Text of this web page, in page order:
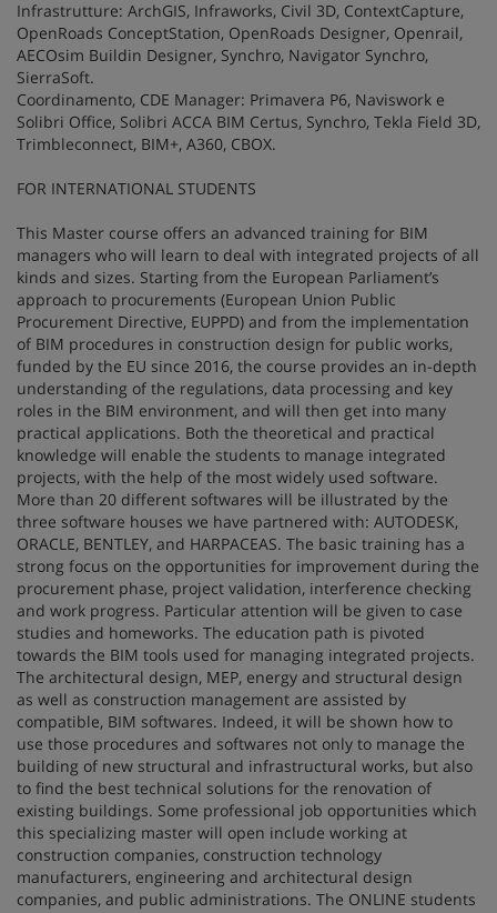
Infrastrutture: ArchGIS, Infraworks, Civil 3D, ContextCapture,
OpenRoads ConceptStation, OpenRoads Designer, Openrail,
AECOsim Buildin Designer, Synchro, Navigator Synchro,
SierraSoft.
Coordinamento, CDE Manager: Primavera P6, Naviswork e
Solibri Office, Solibri ACCA BIM Certus, Synchro, Tekla Field 3D,
Trimbleconnect, BIM+, A360, CBOX.
FOR INTERNATIONAL STUDENTS
This Master course offers an advanced training for BIM
managers who will learn to deal with integrated projects of all
kinds and sizes. Starting from the European Parliament’s
approach to procurements (European Union Public
Procurement Directive, EUPPD) and from the implementation
of BIM procedures in construction design for public works,
funded by the EU since 2016, the course provides an in-depth
understanding of the regulations, data processing and key
roles in the BIM environment, and will then get into many
practical applications. Both the theoretical and practical
knowledge will enable the students to manage integrated
projects, with the help of the most widely used software.
More than 20 different softwares will be illustrated by the
three software houses we have partnered with: AUTODESK,
ORACLE, BENTLEY, and HARPACEAS. The basic training has a
strong focus on the opportunities for improvement during the
procurement phase, project validation, interference checking
and work progress. Particular attention will be given to case
studies and homeworks. The education path is pivoted
towards the BIM tools used for managing integrated projects.
The architectural design, MEP, energy and structural design
as well as construction management are assisted by
compatible, BIM softwares. Indeed, it will be shown how to
use those procedures and softwares not only to manage the
building of new structural and infrastructural works, but also
to find the best technical solutions for the renovation of
existing buildings. Some professional job opportunities which
this specializing master will open include working at
construction companies, construction technology
manufacturers, engineering and architectural design
companies, and public administrations. The ONLINE students